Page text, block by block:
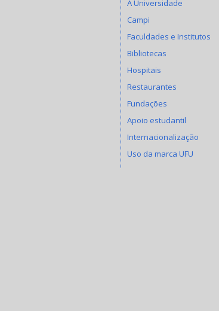
A Universidade
Campi
Faculdades e Institutos
Bibliotecas
Hospitais
Restaurantes
Fundações
Apoio estudantil
Internacionalização
Uso da marca UFU